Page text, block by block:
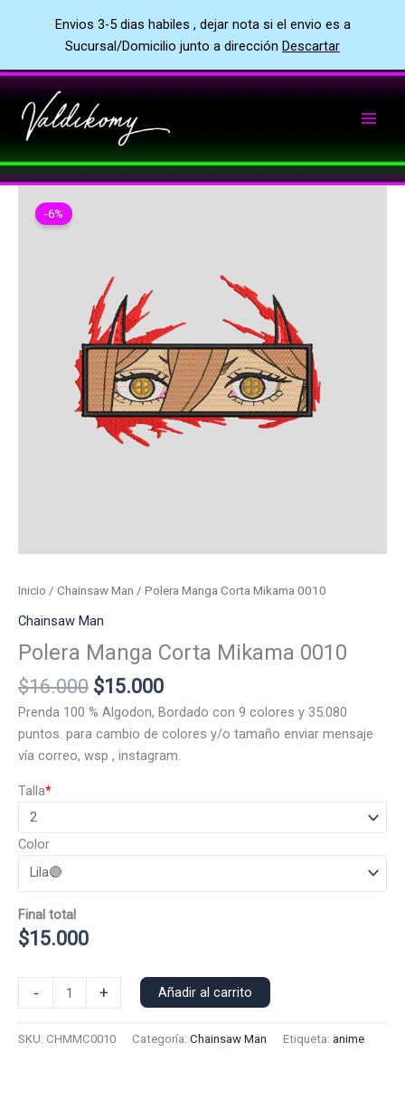
Envios 3-5 dias habiles , dejar nota si el envio es a
Sucursal/Domicilio junto a dirección Descartar
al
contenido
-6%
Inicio / Chainsaw Man / Polera Manga Corta Mikama 0010
Chainsaw Man
Polera Manga Corta Mikama 0010
$16.000 El
precio
original
era:
$15.000El
precio
actual
es:
Prenda 100 % Algodon, Bordado con 9 colores y 35.080
puntos. para cambio de colores y/o tamaño enviar mensaje
vía correo, wsp , instagram.
*
Talla
Color
Final total
$15.000
-
Manga
+ Añadir al carrito
SKU: CHMMC0010 Categoría: Chainsaw Man Etiqueta: anime